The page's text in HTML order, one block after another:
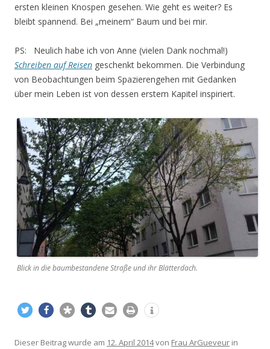
ersten kleinen Knospen gesehen. Wie geht es weiter? Es
bleibt spannend. Bei „meinem“ Baum und bei mir.
PS: Neulich habe ich von Anne (vielen Dank nochmal!)
Schreiben auf Reisen geschenkt bekommen. Die Verbindung
von Beobachtungen beim Spazierengehen mit Gedanken
über mein Leben ist von dessen erstem Kapitel inspiriert.
Blick in die baumbestandene Straße und ihr Blätterdach.
Dieser Beitrag wurde am 12. April 2014von Frau ArGueveur in